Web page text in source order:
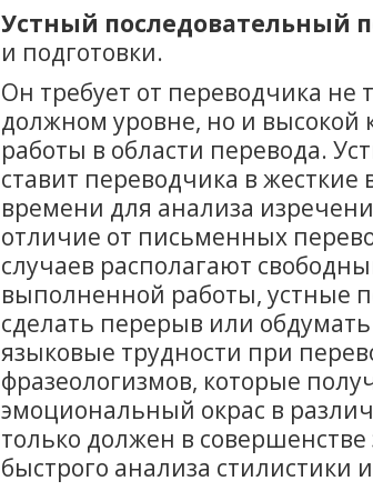
Устный последовательный
и подготовки.
Он требует от переводчика не
должном уровне, но и
работы в области перевода.
ставит переводчика в
времени для анализа
отличие от письменных
случаев располагают
выполненной работы, устные
сделать перерыв или
языковые трудности при
фразеологизмов, которые
эмоциональный окрас в
только должен в
быстрого анализа стилистики